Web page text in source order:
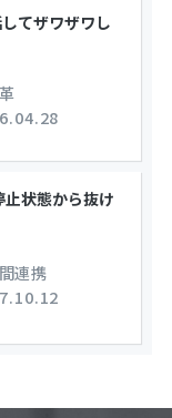
てザワザワし
状態から抜け
連携